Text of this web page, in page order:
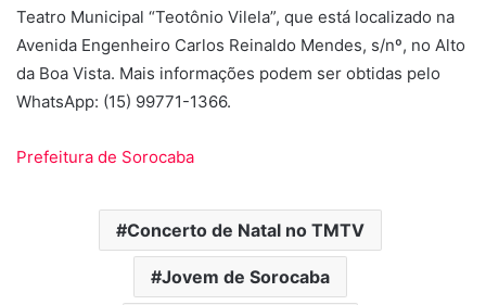
Teatro Municipal “Teotônio Vilela”, que está localizado na
Avenida Engenheiro Carlos Reinaldo Mendes, s/nº, no Alto
da Boa Vista. Mais informações podem ser obtidas pelo
WhatsApp: (15) 99771-1366.
Prefeitura de Sorocaba
Concerto de Natal no TMTV
Jovem de Sorocaba